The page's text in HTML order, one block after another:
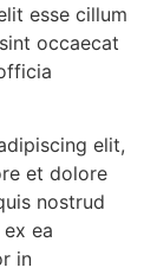
esse cillum
occaecat
elit,
et dolore
nostrud
ea
in